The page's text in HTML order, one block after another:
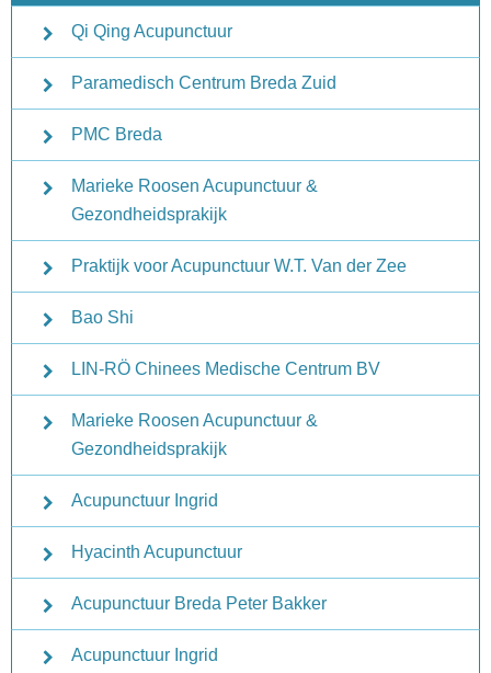
Qi Qing Acupunctuur
Paramedisch Centrum Breda Zuid
PMC Breda
Marieke Roosen Acupunctuur &
Gezondheidsprakijk
Praktijk voor Acupunctuur W.T. Van der Zee
Bao Shi
LIN-RÖ Chinees Medische Centrum BV
Marieke Roosen Acupunctuur &
Gezondheidsprakijk
Acupunctuur Ingrid
Hyacinth Acupunctuur
Acupunctuur Breda Peter Bakker
Acupunctuur Ingrid